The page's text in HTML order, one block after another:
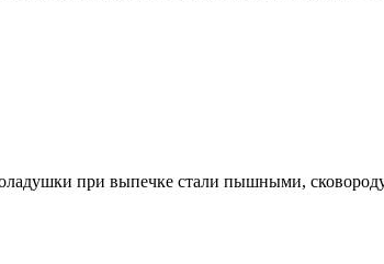
при выпечке стали пышными,